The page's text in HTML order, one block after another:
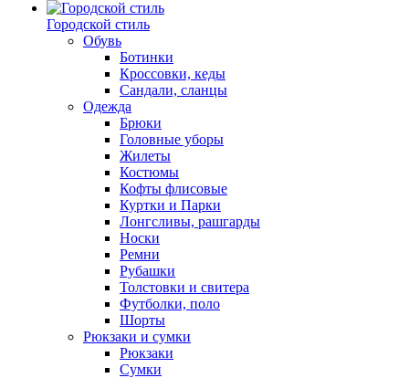
Городской стиль
Обувь
Ботинки
Кроссовки, кеды
Сандали, сланцы
Одежда
Брюки
Головные уборы
Жилеты
Костюмы
Кофты флисовые
Куртки и Парки
Лонгсливы, рашгарды
Носки
Ремни
Рубашки
Толстовки и свитера
Футболки, поло
Шорты
Рюкзаки и сумки
Рюкзаки
Сумки